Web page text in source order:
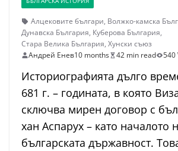
Алцековите българи, Волжко-камска
Дунавска България, Куберова България,
Стара Велика България, Хунски съюз
Андрей Енев10 months 42 min read 540
Историографията дълго
681 г. – годината, в която
сключва мирен договор с
хан Аспарух – като началото
българската държавност.